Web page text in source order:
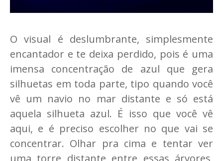
O visual é deslumbrante, simplesmente
encantador e te deixa perdido, pois é uma
imensa concentração de azul que gera
silhuetas em toda parte, tipo quando você
vê um navio no mar distante e só está
aquela silhueta azul. É isso que você vê
aqui, e é preciso escolher no que vai se
concentrar. Olhar pra cima e tentar ver
uma torre distante entre essas árvores,